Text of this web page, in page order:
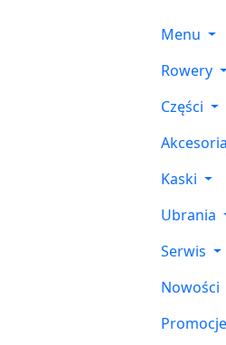
Menu
Rowery
Części
Akcesoria
Kaski
Ubrania
Serwis
Nowości
Promocje